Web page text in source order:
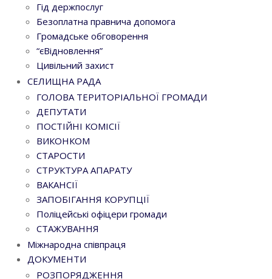
Гід держпослуг
Безоплатна правнича допомога
Громадське обговорення
“єВідновлення”
Цивільний захист
СЕЛИЩНА РАДА
ГОЛОВА ТЕРИТОРІАЛЬНОЇ ГРОМАДИ
ДЕПУТАТИ
ПОСТІЙНІ КОМІСІЇ
ВИКОНКОМ
СТАРОСТИ
СТРУКТУРА АПАРАТУ
ВАКАНСІЇ
ЗАПОБІГАННЯ КОРУПЦІЇ
Поліцейські офіцери громади
СТАЖУВАННЯ
Міжнародна співпраця
ДОКУМЕНТИ
РОЗПОРЯДЖЕННЯ